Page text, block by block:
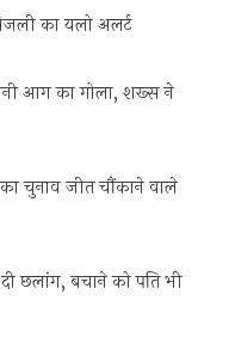
का यलो अलर्ट
बनी आग का गोला, शख्स ने
का चुनाव जीत चौंकाने वाले
छलांग, बचाने को पति भी